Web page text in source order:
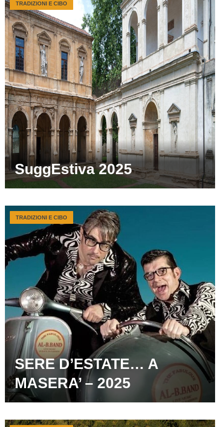
SuggEstiva 2025
TRADIZIONI E CIBO
SERE D’ESTATE… A
MASERA’ – 2025
TRADIZIONI E CIBO